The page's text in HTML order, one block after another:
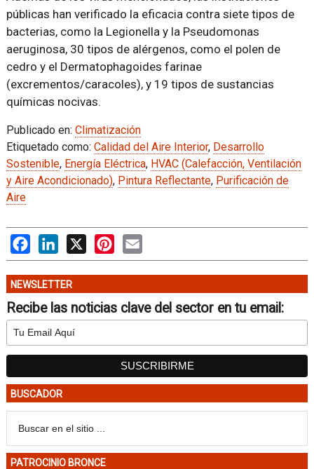
públicas han verificado la eficacia contra siete tipos de
bacterias, como la Legionella y la Pseudomonas
aeruginosa, 30 tipos de alérgenos, como el polen de
cedro y el Dermatophagoides farinae
(excrementos/caracoles), y 19 tipos de sustancias
químicas nocivas.
Publicado en: Climatización
Etiquetado como: Calidad del Aire Interior, Desarrollo
Sostenible, Energía Eléctrica, HVAC (Calefacción, Ventilación
y Aire Acondicionado), Pintura Reflectante, Purificación de
Aire
FacebookLinkedIn
X PinterestEmail
NEWSLETTER
Recibe las noticias clave del sector en tu email:
BUSCADOR
PATROCINIO BRONCE